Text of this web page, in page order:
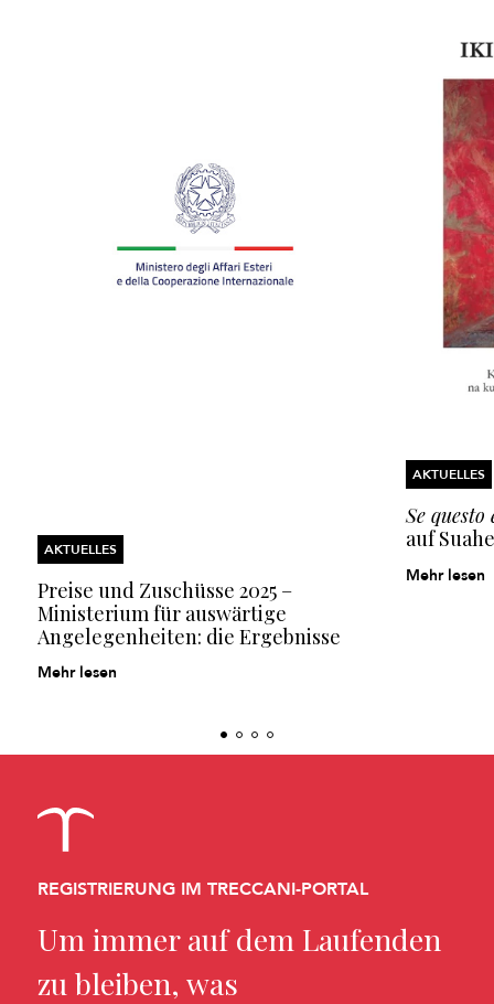
AKTUELLES
Preise und Zuschüsse 2025 –
Ministerium für auswärtige
Angelegenheiten: die Ergebnisse
Mehr lesen
AKTUELLES
Se
auf
Mehr lesen
REGISTRIERUNG IM TRECCANI-PORTAL
Um immer auf dem Laufenden
zu bleiben, was